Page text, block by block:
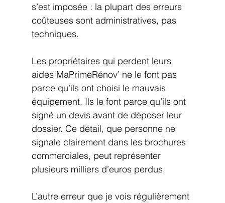
s’est imposée : la plupart des erreurs
coûteuses sont administratives, pas
techniques.
Les propriétaires qui perdent leurs
aides MaPrimeRénov’ ne le font pas
parce qu’ils ont choisi le mauvais
équipement. Ils le font parce qu’ils ont
signé un devis avant de déposer leur
dossier. Ce détail, que personne ne
signale clairement dans les brochures
commerciales, peut représenter
plusieurs milliers d’euros perdus.
L’autre erreur que je vois régulièrement